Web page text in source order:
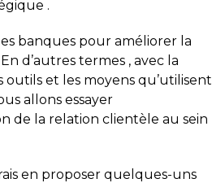
.
banques pour améliorer la
d’autres termes , avec la
et les moyens qu’utilisent
allons essayer
de la relation clientèle au sein
en proposer quelques-uns